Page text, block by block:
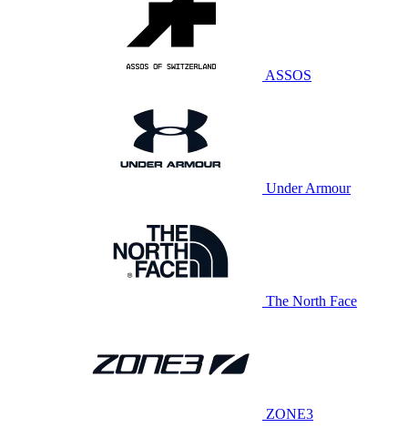
ASSOS
Under Armour
The North Face
ZONE3